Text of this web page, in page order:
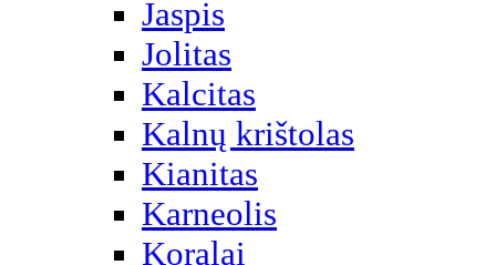
Jaspis
Jolitas
Kalcitas
Kalnų krištolas
Kianitas
Karneolis
Koralai